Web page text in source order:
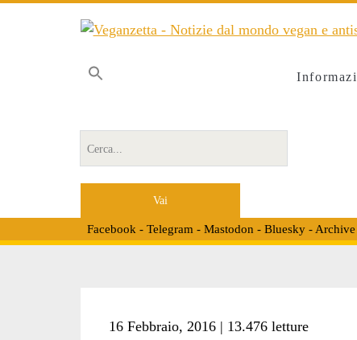
Cerca per:
Facebook - Telegram - Mastodon - Bluesky- Archive
16 Febbraio, 2016 | 13.476 letture